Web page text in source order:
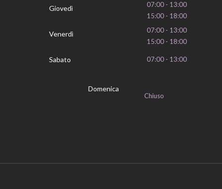
Giovedì
07:00 - 13:00
15:00 - 18:00
Venerdì
07:00 - 13:00
15:00 - 18:00
Sabato 07:00 - 13:00
Domenica
Chiuso